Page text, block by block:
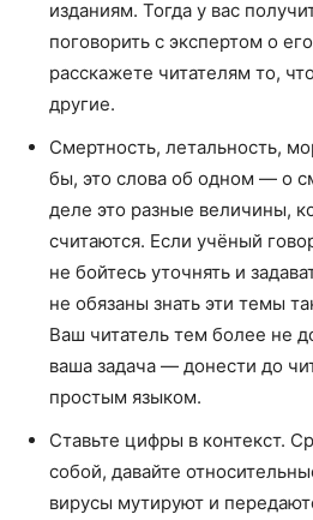
изданиям. Тогда у вас
поговорить с экспертом о
расскажете читателям то,
другие.
Смертность, летальность,
бы, это слова об одном — о
деле это разные величины,
считаются. Если учёный
не бойтесь уточнять и
не обязаны знать эти темы
Ваш читатель тем более не
ваша задача — донести до
простым языком.
Ставьте цифры в контекст.
собой, давайте
вирусы мутируют и